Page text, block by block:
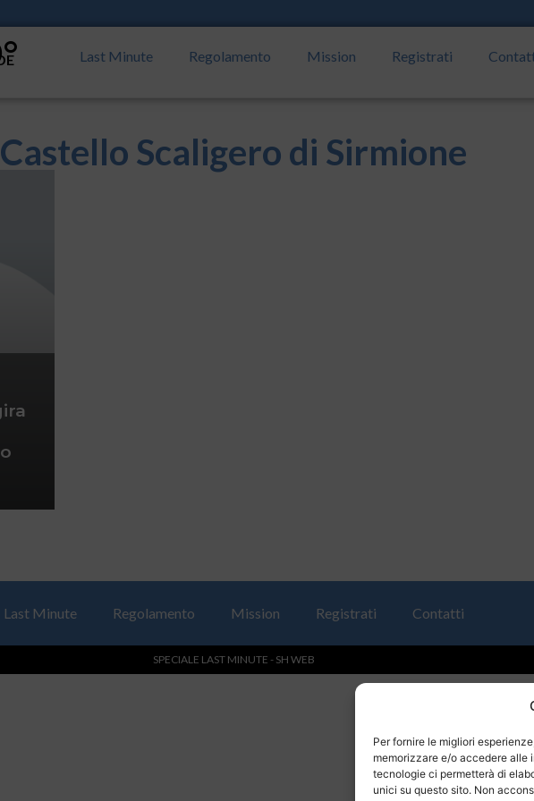
Per fornire le migliori
memorizzare e/o accedere alle
tecnologie ci permetterà di
unici su questo sito. Non
Last Minute Regolamento Mission Registrati
Castello Scaligero di Sirmione
Last Minute Regolamento Mission Registrati Contatti
SPECIALE LAST MINUTE - SH WEB